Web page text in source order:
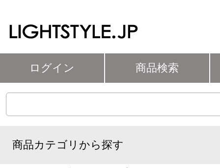
ログイン 商品検索
商品カテゴリから探す